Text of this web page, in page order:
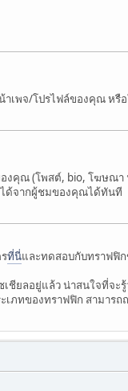
พจ/โปรไฟล์ของคุณ หรื
งคุณ (โพสต์, bio, โฆษณา
ด้จากผู้ชมของคุณได้ทันที
ที่นี่และทดสอบกับทราฟฟิ
ชียลอยู่แล้ว น่าสนใจที่จ
ภทของทราฟฟิก สามารถ